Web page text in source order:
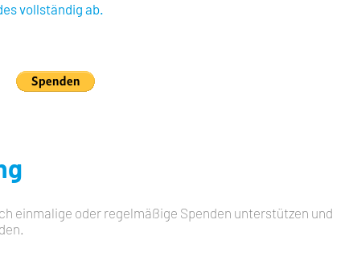
vollständig ab.
einmalige oder regelmäßige Spenden unterstützen und